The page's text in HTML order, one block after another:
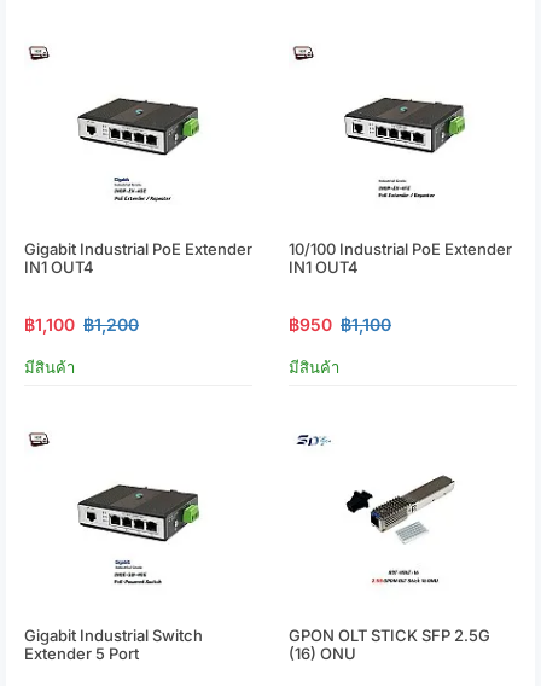
Gigabit Industrial PoE Extender
IN1 OUT4
฿1,100 ฿1,200
มีสินค้า
10/100 Industrial PoE Extender
IN1 OUT4
฿950 ฿1,100
มีสินค้า
Gigabit Industrial Switch
Extender 5 Port
GPON OLT STICK SFP 2.5G
(16) ONU